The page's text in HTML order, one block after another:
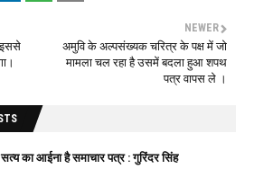
NEWER
अमुवि के अल्पसंख्यक चरित्र के पक्ष में जो
मामला चल रहा है उसमें बदला हुआ शपथ
पत्र वापस ले ।
इससे
का आईना है समाचार पत्र : गुरिंदर सिंह